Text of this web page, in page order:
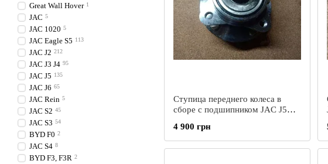
Ступица переднего колеса в
сборе с подшипником JAC J5
4 900 грн
Great Wall Hover 1
JAC 5
JAC 1020 5
JAC Eagle S5 113
JAC J2 212
JAC J3 J4 95
JAC J5 135
JAC J6 65
JAC Rein 5
JAC S2 45
JAC S3 54
BYD F0 2
JAC S4 8
BYD F3, F3R 2